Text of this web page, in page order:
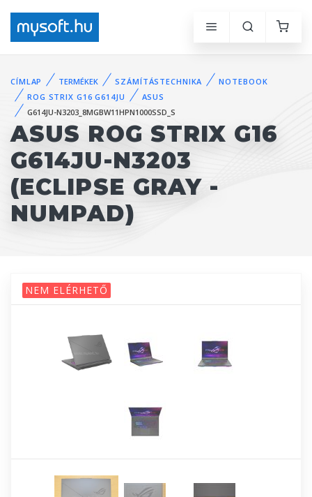
CÍMLAP TERMÉKEK SZÁMÍTÁSTECHNIKA
NOTEBOOK
ROG STRIX G16 G614JU
ASUS
G614JU-N3203_8MGBW11HPN1000SSD_S
ASUS ROG STRIX G16
G614JU-N3203
(ECLIPSE GRAY -
NUMPAD)
NEM ELÉRHETŐ